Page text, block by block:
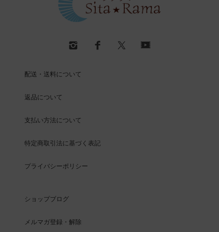
配送・送料について
返品について
支払い方法について
特定商取引法に基づく表記
プライバシーポリシー
ショップブログ
メルマガ登録・解除